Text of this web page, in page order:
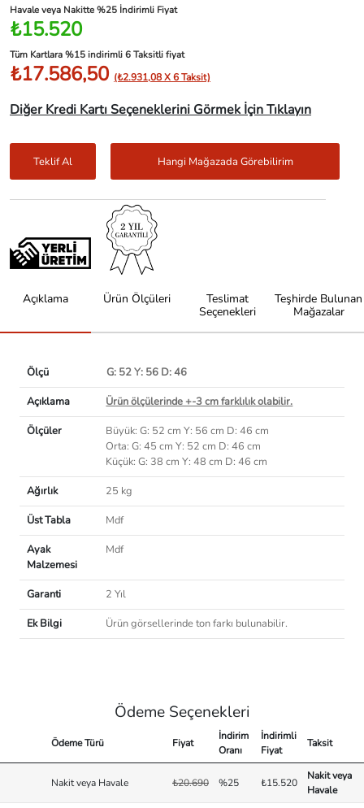
Havale veya Nakitte %25 İndirimli Fiyat
₺15.520
Tüm Kartlara %15 indirimli 6 Taksitli fiyat
₺17.586,50 (₺2.931,08 X 6 Taksit)
Diğer Kredi Kartı Seçeneklerini Görmek İçin Tıklayın
Teklif Al Hangi Mağazada Görebilirim
Açıklama Ürün Ölçüleri
Teslimat
Seçenekleri
Teşhirde Bulunan
Mağazalar
Ölçü
G: 52 Y: 56 D: 46
Açıklama
Ürün ölçülerinde +-3 cm farklılık olabilir.
Ölçüler
Büyük: G: 52 cm Y: 56 cm D: 46 cm
Orta: G: 45 cm Y: 52 cm D: 46 cm
Küçük: G: 38 cm Y: 48 cm D: 46 cm
Ağırlık
25 kg
Üst Tabla
Mdf
Ayak
Malzemesi
Mdf
Garanti
2 Yıl
Ek Bilgi
Ürün görsellerinde ton farkı bulunabilir.
Ödeme Seçenekleri
Ödeme Türü Fiyat
İndirim
Oranı
İndirimli
Fiyat
Taksit
Nakit veya Havale ₺20.690 %25 ₺15.520
Nakit veya
Havale